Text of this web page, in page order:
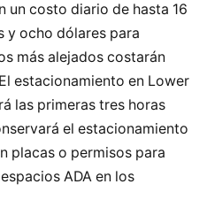
un costo diario de hasta 16
y ocho dólares para
más alejados costarán
estacionamiento en Lower
las primeras tres horas
el estacionamiento
placas o permisos para
ADA en los